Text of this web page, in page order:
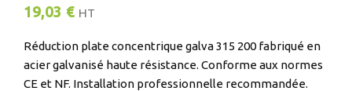
19,03 € HT
Réduction plate concentrique galva 315 200 fabriqué en
acier galvanisé haute résistance. Conforme aux normes
CE et NF. Installation professionnelle recommandée.